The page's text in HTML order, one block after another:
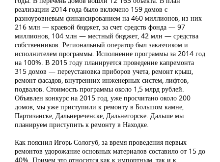
реализации 2014 года было включено 159 домов с
разноуровневым финансированием на 460 миллионов, из них
216 млн — краевой бюджет, за счет средств фонда — 97
миллионов, 104 млн — местный бюджет, 42 млн — средства
собственников. Региональный оператор был заказчиком и
исполнителем программы. Исполнение программы за 2014 год
на 100%. В 2015 году планируется проведение капремонта
315 домов — переустановка приборов учета, ремонт крыш,
ремонт фасадов, внутренних инженерных систем, лифтов,
подвалов. Стоимость программы около 1,5 млрд рублей.
Объявлен конкурс на 2015 год, уже просчитано около 200
домов, мы уже приступили к ремонту в Большом камне,
Партизанске, Дальнереченске, Дальнегорске. Дальше мы
планируем приступить к ремонту в Находке.
Как пояснил Игорь Сологуб, за время проведения первых
ремонтов удорожание основных материалов составило от 15 до
40%. Причем это относится как к импортным, так и к